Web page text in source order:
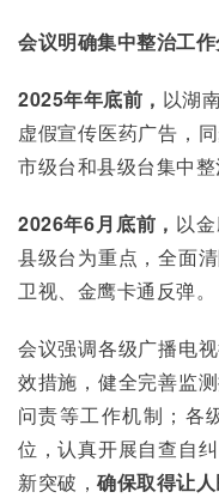
会议明确集中整治工作
2025年年底前， 以湖
虚假宣传医药广告，
市级台和县级台集中整
2026年6月底前， 以
县级台为重点，全面
卫视、金鹰卡通反弹。
会议强调各级广播电
效措施，健全完善监
问责等工作机制；各
位，认真开展自查自
新突破， 确保取得让人